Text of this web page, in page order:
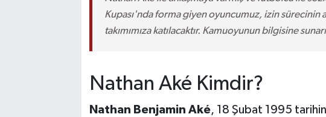
Kupası'nda forma giyen oyuncumuz, izin sürecinin
takımımıza katılacaktır. Kamuoyunun bilgisine
Nathan Aké Kimdir?
Nathan Benjamin Aké, 18 Şubat 1995